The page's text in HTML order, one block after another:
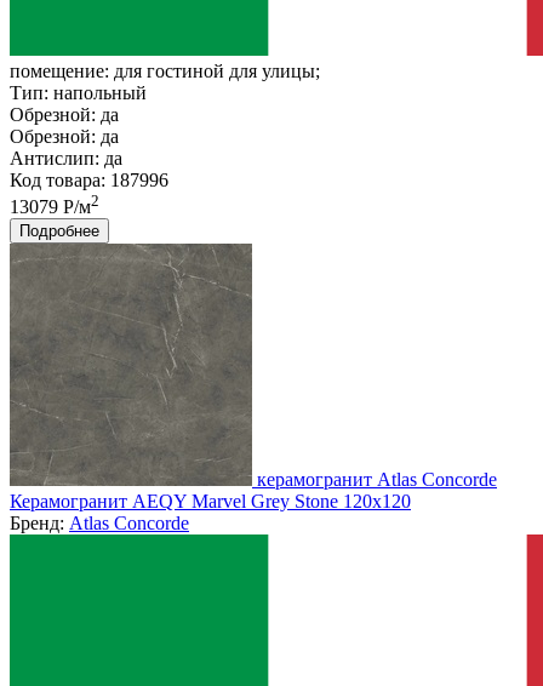
помещение: для гостиной для улицы;
Тип: напольный
Обрезной: да
Обрезной: да
Антислип: да
Код товара: 187996
13079 Р/м2
Подробнее
керамогранит Atlas Concorde
Керамогранит AEQY Marvel Grey Stone 120x120
Бренд: Atlas Concorde